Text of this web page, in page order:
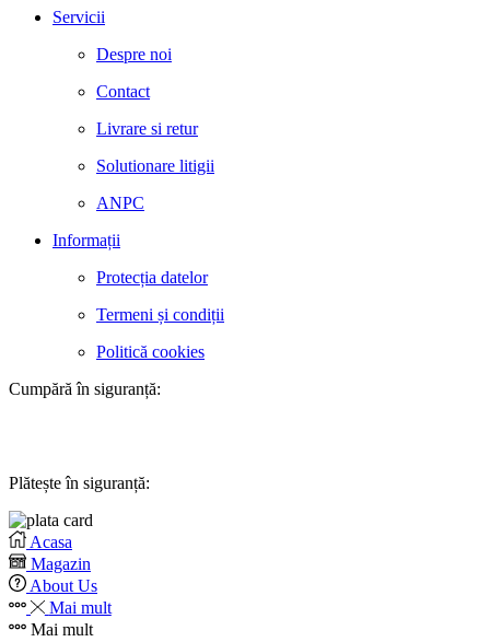
Servicii
Despre noi
Contact
Livrare si retur
Solutionare litigii
ANPC
Informații
Protecția datelor
Termeni și condiții
Politică cookies
Cumpără în siguranță:
Plătește în siguranță:
Acasa
Magazin
About Us
Mai mult
Mai mult